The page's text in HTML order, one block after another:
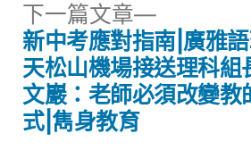
下一篇文章
下
一
篇
文
新中考應對指南|廣雅
天松山機場接送理科組
文巖：老師必須改變教
式|雋身教育